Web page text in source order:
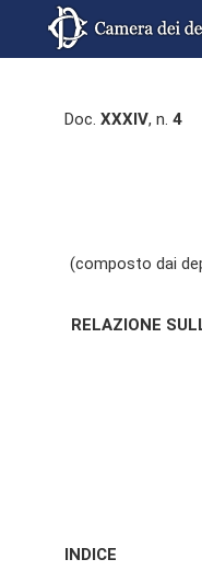
Doc.XXXIV, n.4
(composto dai
RELAZIONE
INDICE